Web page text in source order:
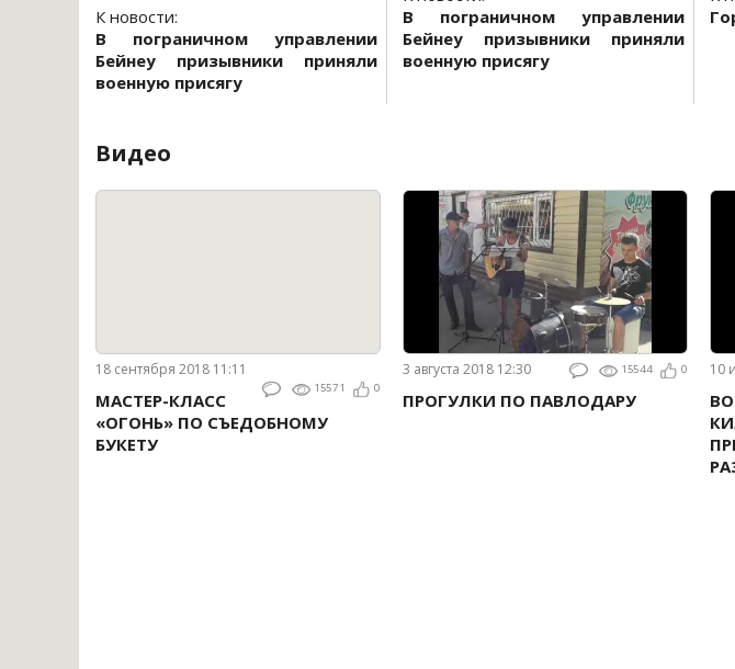
К новости:
В пограничном управлении
Бейнеу призывники приняли
военную присягу
В пограничном управлении
Бейнеу призывники приняли
военную присягу
Видео
18 сентября 2018 11:11
15571 0
МАСТЕР-КЛАСС
«ОГОНЬ» ПО СЪЕДОБНОМУ
БУКЕТУ
3 августа 2018 12:30 15544 0
ПРОГУЛКИ ПО ПАВЛОДАРУ
10